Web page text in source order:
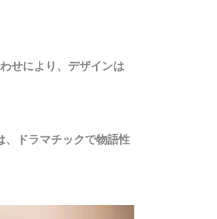
せにより、デザインは
、ドラマチックで物語性